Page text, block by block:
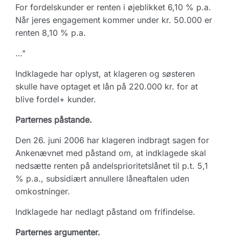
For fordelskunder er renten i øjeblikket 6,10 % p.a.
Når jeres engagement kommer under kr. 50.000 er
renten 8,10 % p.a.
…"
Indklagede har oplyst, at klageren og søsteren
skulle have optaget et lån på 220.000 kr. for at
blive fordel+ kunder.
Parternes påstande.
Den 26. juni 2006 har klageren indbragt sagen for
Ankenævnet med påstand om, at indklagede skal
nedsætte renten på andelsprioritetslånet til p.t. 5,1
% p.a., subsidiært annullere låneaftalen uden
omkostninger.
Indklagede har nedlagt påstand om frifindelse.
Parternes argumenter.